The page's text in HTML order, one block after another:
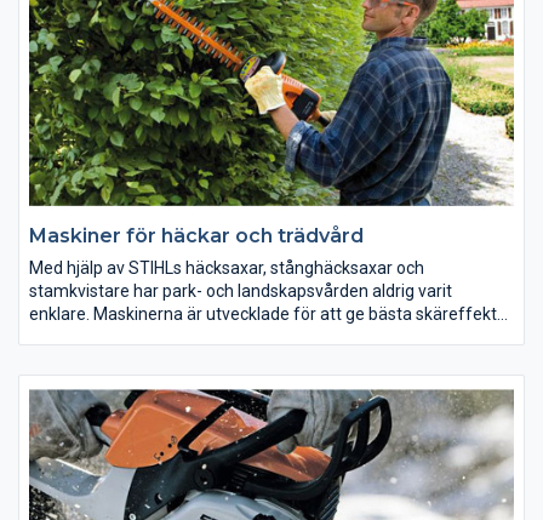
Maskiner för häckar och trädvård
Med hjälp av STIHLs häcksaxar, stånghäcksaxar och
stamkvistare har park- och landskapsvården aldrig varit
enklare. Maskinerna är utvecklade för att ge bästa skäreffekt
STIHL till sin rätt. STIHLs stamkvistare är med sin otroliga
räckvidd oumbärliga hjälpredor vid beskärning högt uppe i
trädkronorna.